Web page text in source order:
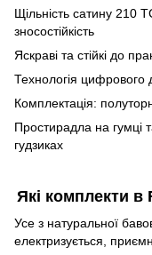
Щільність сатину 210
зносостійкість
Яскраві та стійкі до
Технологія цифрового
Комплектація:
Простирадла на гумці
гудзиках
Які комплекти в
Усе з натуральної
електризується,